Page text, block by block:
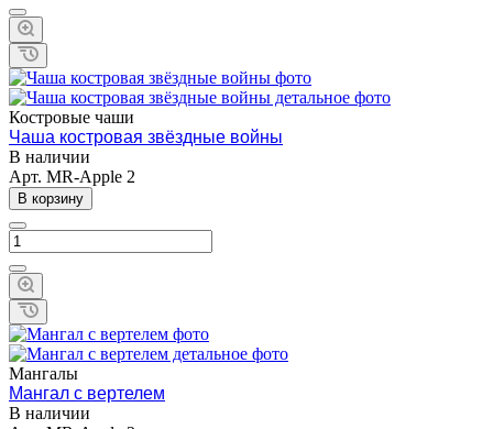
Костровые чаши
Чаша костровая звёздные войны
В наличии
Арт. MR-Apple 2
В корзину
Мангалы
Мангал с вертелем
В наличии